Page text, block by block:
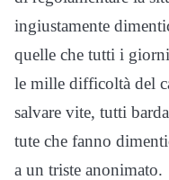
ingiustamente
quelle che tutti i
le mille difficoltà del
salvare vite, tutti
tute che fanno
a un triste anonimato.